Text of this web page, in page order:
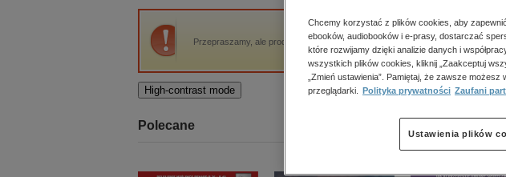
budownictwo, aranżacja wnętrz
biznesowe, branżowe, gospodarka
darmowe wydania
edukacja
kobiece, lifestyle, kultura
polityka, społeczno-
psychologiczne
inne
popularno-naukowe
historia
zdrowie
religie
Przepraszamy, ale produkt „The Witch and Other Stories” nie jest dostępny.
High-contrast mode
Polecane
Chcemy korzystać z plików cookies, aby
ebooków, audiobooków i e-prasy, dostarczać
które rozwijamy dzięki analizie danych i
wszystkich plików cookies, kliknij „Zaakceptuj
„Zmień ustawienia”. Pamiętaj, że zawsze
przeglądarki.
Polityka prywatności Zaufani
Ustawienia plików